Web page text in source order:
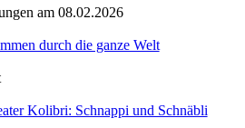
am 08.02.2026
durch die ganze Welt
Kolibri: Schnappi und Schnäbli